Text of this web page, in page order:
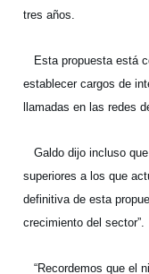
tres años.
Esta propuesta está
establecer cargos de
llamadas en las redes
Galdo dijo incluso
superiores a los que
definitiva de esta
crecimiento del sector”.
“Recordemos que el